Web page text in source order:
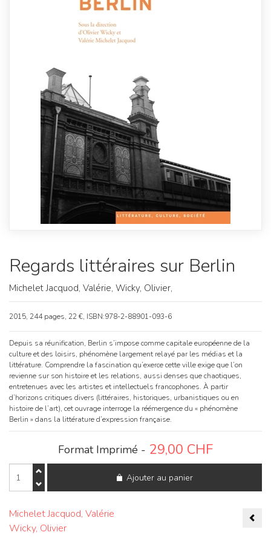
Regards littéraires sur Berlin
Michelet Jacquod, Valérie, Wicky, Olivier,
2015, 244 pages, 22 €, ISBN:978-2-88901-093-6
Depuis sa réunification, Berlin s’impose comme capitale européenne de la
culture et des loisirs, phénomène largement relayé par les médias et la
littérature. Comprendre la fascination qu’exerce cette ville exige que l’on
revienne sur son histoire et les relations, aussi denses que chaotiques,
entretenues avec les artistes et intellectuels francophones. À partir
d’horizons critiques divers (littéraires, historiques, urbanistiques ou en
histoire de l’art), cet ouvrage interroge la réémergence du « phénomène
Berlin » dans la littérature d’expression française.
Format Imprimé - 29,00 CHF
Regards
sur
Berlin
Ajouter au panier
Michelet Jacquod, Valérie
Wicky, Olivier